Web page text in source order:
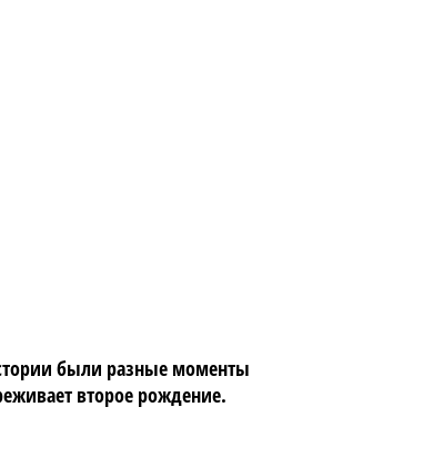
были разные моменты
второе рождение.